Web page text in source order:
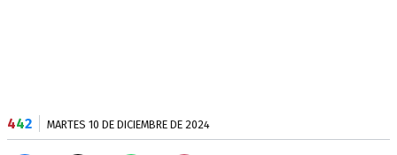
442 MARTES 10 DE DICIEMBRE DE 2024